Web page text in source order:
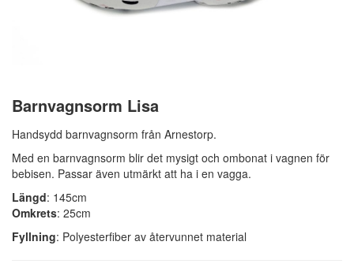
Barnvagnsorm Lisa
Handsydd barnvagnsorm från Arnestorp.
Med en barnvagnsorm blir det mysigt och ombonat i vagnen för
bebisen. Passar även utmärkt att ha i en vagga.
Längd: 145cm
Omkrets: 25cm
Fyllning: Polyesterfiber av återvunnet material